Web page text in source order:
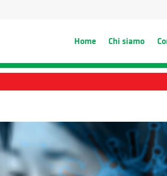
Home Chi siamo